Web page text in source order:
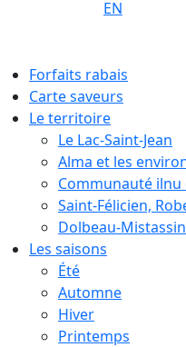
EN
Forfaits rabais
Carte saveurs
Le territoire
Le Lac-Saint-Jean
Alma et les
Communauté
Saint-Félicien,
Dolbeau-
Les saisons
Été
Automne
Hiver
Printemps